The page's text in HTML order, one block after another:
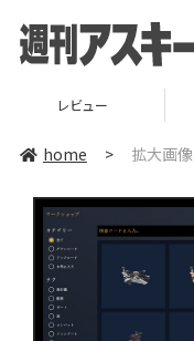
レビュー
home > 拡大画像